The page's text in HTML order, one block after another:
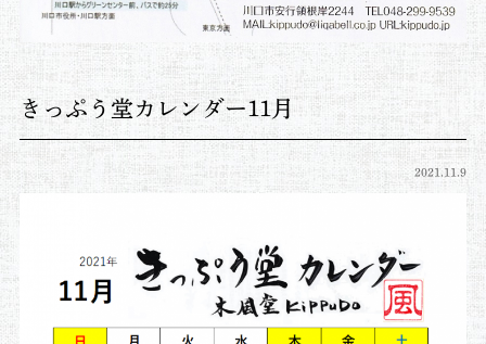
きっぷう堂カレンダー11月
2021.11.9